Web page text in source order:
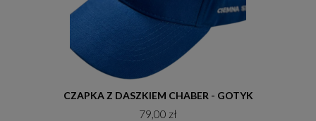
Do koszyka
CZAPKA Z DASZKIEM CHABER - GOTYK
79,00 zł